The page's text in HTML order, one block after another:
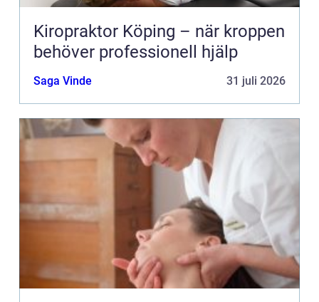
Kiropraktor Köping – när kroppen
behöver professionell hjälp
Saga Vinde 31 juli 2026